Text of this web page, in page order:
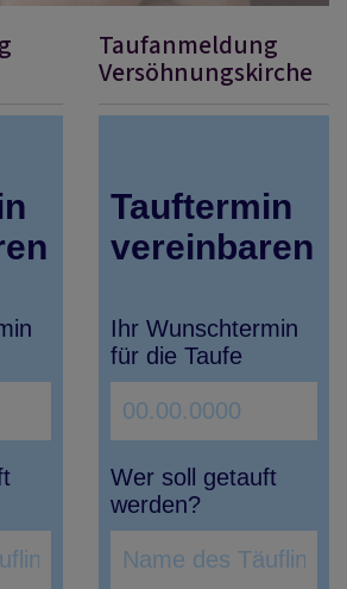
Taufanmeldung
Versöhnungskirche